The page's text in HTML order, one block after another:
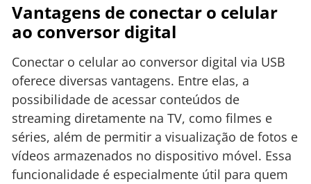
Vantagens de conectar o celular
ao conversor digital
Conectar o celular ao conversor digital via USB
oferece diversas vantagens. Entre elas, a
possibilidade de acessar conteúdos de
streaming diretamente na TV, como filmes e
séries, além de permitir a visualização de fotos e
vídeos armazenados no dispositivo móvel. Essa
funcionalidade é especialmente útil para quem